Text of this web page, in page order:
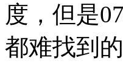
度，但是
都难找到的